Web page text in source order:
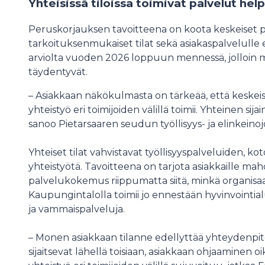
Yhteisissä tiloissa toimivat palvelut
Peruskorjauksen tavoitteena on koota keskeiset
tarkoituksenmukaiset tilat sekä
arviolta vuoden 2026 loppuun mennessä, jolloin
täydentyvät.
– Asiakkaan näkökulmasta on tärkeää, että
yhteistyö eri toimijoiden välillä toimii. Yhteinen
sanoo Pietarsaaren seudun työllisyys- ja
Yhteiset tilat vahvistavat työllisyyspalveluiden,
yhteistyötä. Tavoitteena on tarjota asiakkaille
palvelukokemus riippumatta siitä, minkä
Kaupungintalolla toimii jo ennestään
ja vammaispalveluja.
– Monen asiakkaan tilanne edellyttää
sijaitsevat lähellä toisiaan, asiakkaan ohjaaminen